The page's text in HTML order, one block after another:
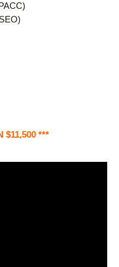
$11,500 ***